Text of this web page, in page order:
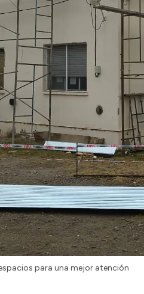
para una mejor atención